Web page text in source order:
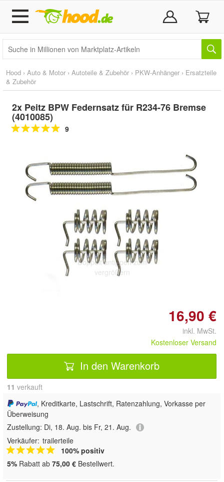
Hood › Auto & Motor › Autoteile & Zubehör › PKW-Anhänger › Ersatzteile
& Zubehör
2x Peitz BPW Federnsatz für R234-76 Bremse
(4010085)
9
Doppelt antippen zum
vergrößern
16,90 €
inkl. MwSt.
Kostenloser Versand
In den Warenkorb
11 verkauft
, Kreditkarte, Lastschrift, Ratenzahlung, Vorkasse per
Überweisung
Zustellung: Di, 18. Aug. bis Fr, 21. Aug.
Verkäufer: trailerteile
100% positiv
5% Rabatt ab 75,00 € Bestellwert.